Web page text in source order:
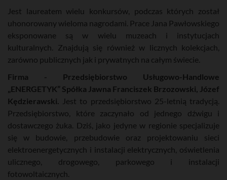
Jest laureatem wielu konkursów, podczas których został
uhonorowany wieloma nagrodami. Prace Jana Pawłowskiego
eksponowane są w wielu muzeach i instytucjach
kulturalnych. Znajdują się również w licznych kolekcjach,
zarówno publicznych jak i prywatnych na całym świecie.
Firma - Przedsiębiorstwo Usługowo-Handlowe
„ENERGETYK” Spółka Jawna Franciszek Brzozowski, Józef
Kędzierawski.
Jest to przedsiębiorstwo 25-letnią tradycją.
Przedsiębiorstwo, które zaczynało od jednego dźwigu i
dostawczego żuka. Dziś, jako jedyne w regionie specjalizuje
się w budowie, przebudowie oraz projektowaniu sieci
elektroenergetycznych i instalacji elektrycznych, oświetlenia
ulicznego, drogowego, parkowego i instalacji
fotowoltaicznych.